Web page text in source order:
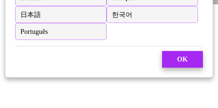
日本語 한국어
Português
OK